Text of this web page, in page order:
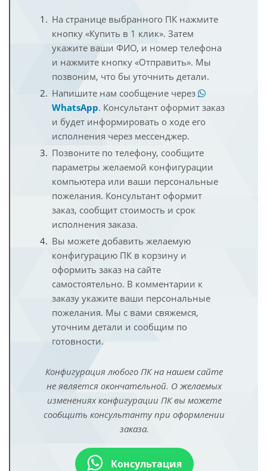
На странице выбранного ПК нажмите
кнопку «Купить в 1 клик». Затем
укажите ваши ФИО, и номер телефона
и нажмите кнопку «Отправить». Мы
позвоним, что бы уточнить детали.
Напишите нам сообщение через
WhatsApp. Консультант оформит заказ
и будет информировать о ходе его
исполнения через мессенджер.
Позвоните по телефону, сообщите
параметры желаемой конфигурации
компьютера или ваши персональные
пожелания. Консультант оформит
заказ, сообщит стоимость и срок
исполнения заказа.
Вы можете добавить желаемую
конфигурацию ПК в корзину и
оформить заказ на сайте
самостоятельно. В комментарии к
заказу укажите ваши персональные
пожелания. Мы с вами свяжемся,
уточним детали и сообщим по
готовности.
Конфигурация любого ПК на нашем сайте
не является окончательной. О желаемых
изменениях конфигурации ПК вы можете
сообщить консультанту при оформлении
заказа.
Консультация